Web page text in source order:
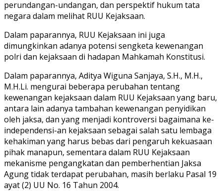
perundangan-undangan, dan perspektif hukum tata
negara dalam melihat RUU Kejaksaan.
Dalam paparannya, RUU Kejaksaan ini juga
dimungkinkan adanya potensi sengketa kewenangan
polri dan kejaksaan di hadapan Mahkamah Konstitusi.
Dalam paparannya, Aditya Wiguna Sanjaya, S.H., M.H.,
M.H.Li. mengurai beberapa perubahan tentang
kewenangan kejaksaan dalam RUU Kejaksaan yang baru,
antara lain adanya tambahan kewenangan penyidikan
oleh jaksa, dan yang menjadi kontroversi bagaimana ke-
independensi-an kejaksaan sebagai salah satu lembaga
kehakiman yang harus bebas dari pengaruh kekuasaan
pihak manapun, sementara dalam RUU Kejaksaan
mekanisme pengangkatan dan pemberhentian Jaksa
Agung tidak terdapat perubahan, masih berlaku Pasal 19
ayat (2) UU No. 16 Tahun 2004.